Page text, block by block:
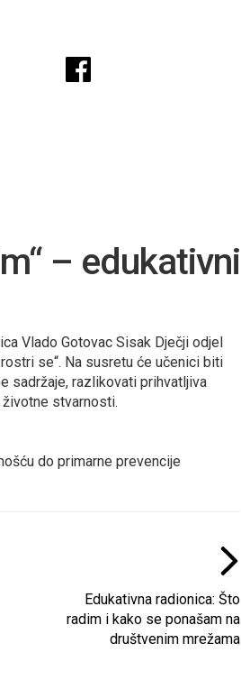
– edukativni
Vlado Gotovac Sisak Dječji odjel
se“. Na susretu će učenici biti
sadržaje, razlikovati prihvatljiva
stvarnosti.
do primarne prevencije
Edukativna radionica: Što
radim i kako se ponašam na
društvenim mrežama